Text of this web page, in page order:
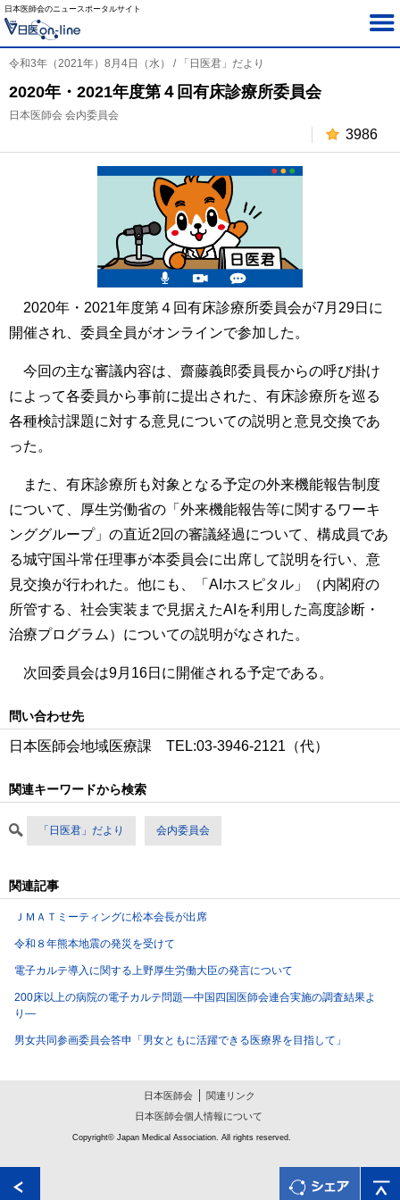
日本医師会のニュースポータルサイト
令和3年（2021年）8月4日（水） / 「日医君」だより
2020年・2021年度第４回有床診療所委員会
日本医師会 会内委員会
3986
2020年・2021年度第４回有床診療所委員会が7月29日に
開催され、委員全員がオンラインで参加した。
今回の主な審議内容は、齋藤義郎委員長からの呼び掛け
によって各委員から事前に提出された、有床診療所を巡る
各種検討課題に対する意見についての説明と意見交換であ
った。
また、有床診療所も対象となる予定の外来機能報告制度
について、厚生労働省の「外来機能報告等に関するワーキ
ンググループ」の直近2回の審議経過について、構成員であ
る城守国斗常任理事が本委員会に出席して説明を行い、意
見交換が行われた。他にも、「AIホスピタル」（内閣府の
所管する、社会実装まで見据えたAIを利用した高度診断・
治療プログラム）についての説明がなされた。
次回委員会は9月16日に開催される予定である。
問い合わせ先
日本医師会地域医療課 TEL:03-3946-2121（代）
関連キーワードから検索
「日医君」だより 会内委員会
関連記事
ＪＭＡＴミーティングに松本会長が出席
令和８年熊本地震の発災を受けて
電子カルテ導入に関する上野厚生労働大臣の発言について
200床以上の病院の電子カルテ問題―中国四国医師会連合実施の調査結果よ
り―
男女共同参画委員会答申「男女ともに活躍できる医療界を目指して」
日本医師会
関連リンク
日本医師会個人情報について
Copyright© Japan Medical Association. All rights reserved.